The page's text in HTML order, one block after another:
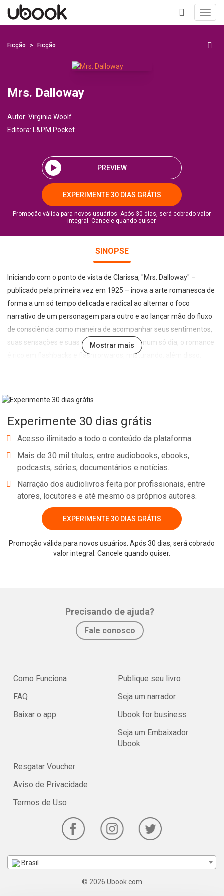
+
Ficção Ficção
Mrs. Dalloway
Autor: Virginia Woolf
Editora: L&PM Pocket
PREVIEW
EXPERIMENTE 30 DIAS GRÁTIS
Promoção válida para novos usuários. Após 30 dias, será cobrado valor
integral. Cancele quando quiser.
SINOPSE
Iniciando com o ponto de vista de Clarissa, "Mrs. Dalloway" –
publicado pela primeira vez em 1925 – inova a arte romanesca de
forma a um só tempo delicada e radical ao alternar o foco
narrativo de um personagem para outro e ao lançar mão do fluxo
de consciência como maneira de acompanhar seus sentimentos,
suas sensações e suas reflexões. Passado num só dia, o romance
é rico em flashbacks e flashforwards, misturando, além disso,
– como comprar flores –, podem ser tema de grande arte, e que a
humana.
Mostrar mais
Experimente 30 dias grátis
Acesso ilimitado a todo o conteúdo da plataforma.
Mais de 30 mil títulos, entre audiobooks, ebooks,
podcasts, séries, documentários e notícias.
Narração dos audiolivros feita por profissionais, entre
atores, locutores e até mesmo os próprios autores.
EXPERIMENTE 30 DIAS GRÁTIS
Promoção válida para novos usuários. Após 30 dias, será cobrado
valor integral. Cancele quando quiser.
Precisando de ajuda?
Fale conosco
Como Funciona
FAQ
Baixar o app
Publique seu livro
Seja um narrador
Ubook for business
Seja um Embaixador
Ubook
Resgatar Voucher
Aviso de Privacidade
Termos de Uso
Brasil
© 2026 Ubook.com